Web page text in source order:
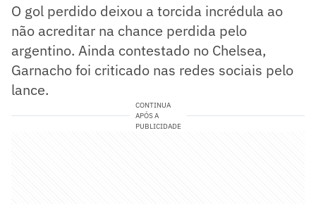
O gol perdido deixou a torcida incrédula ao
não acreditar na chance perdida pelo
argentino. Ainda contestado no Chelsea,
Garnacho foi criticado nas redes sociais pelo
lance.
CONTINUA
APÓS A
PUBLICIDADE